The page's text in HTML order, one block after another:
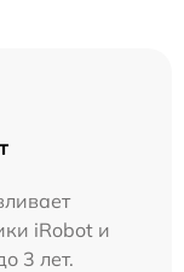
iRobot и
3 лет.